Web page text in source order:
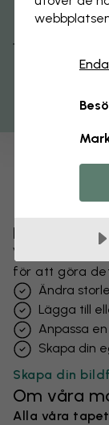
Förändra
Vårt
för att göra
Ändra
Lägga till
Anpassa
Skapa din
Skapa din
Om våra
Alla våra
Få 15% rabatt